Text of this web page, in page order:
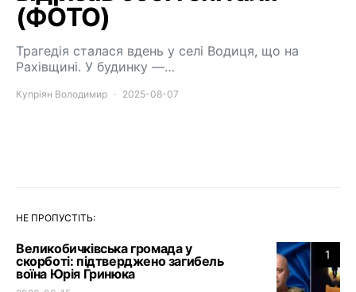
(ФОТО)
Трагедія сталася вдень у селі Водиця, що на
Рахівщині. У будинку —…
Купріян Володимир 2025-08-07
НЕ ПРОПУСТІТЬ:
1
Великобичківська громада у
скорботі: підтверджено загибель
воїна Юрія Гринюка